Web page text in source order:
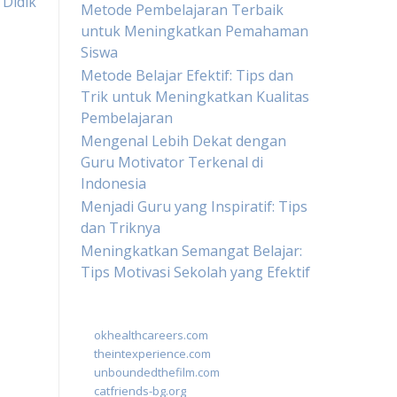
Metode Pembelajaran Terbaik
untuk Meningkatkan Pemahaman
Siswa
Metode Belajar Efektif: Tips dan
Trik untuk Meningkatkan Kualitas
Pembelajaran
Mengenal Lebih Dekat dengan
Guru Motivator Terkenal di
Indonesia
Menjadi Guru yang Inspiratif: Tips
dan Triknya
Meningkatkan Semangat Belajar:
Tips Motivasi Sekolah yang Efektif
okhealthcareers.com
theintexperience.com
unboundedthefilm.com
catfriends-bg.org